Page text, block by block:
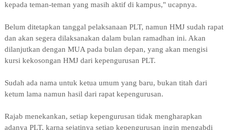
kepada teman-teman yang masih aktif di kampus," ucapnya.
Belum ditetapkan tanggal pelaksanaan PLT, namun HMJ sudah rapat
dan akan segera dilaksanakan dalam bulan ramadhan ini. Akan
dilanjutkan dengan MUA pada bulan depan, yang akan mengisi
kursi kekosongan HMJ dari kepengurusan PLT.
Sudah ada nama untuk ketua umum yang baru, bukan titah dari
ketum lama namun hasil dari rapat kepengurusan.
Rajab menekankan, setiap kepengurusan tidak mengharapkan
adanya PLT, karna sejatinya setiap kepengurusan ingin mengabdi